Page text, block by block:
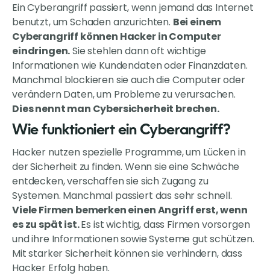
Ein Cyberangriff passiert, wenn jemand das Internet
benutzt, um Schaden anzurichten. Bei einem
Cyberangriff können Hacker in Computer
eindringen.Sie stehlen dann oft wichtige
Informationen wie Kundendaten oder Finanzdaten.
Manchmal blockieren sie auch die Computer oder
verändern Daten, um Probleme zu verursachen.
Dies nennt man Cybersicherheit brechen.
Wie funktioniert ein Cyberangriff?
Hacker nutzen spezielle Programme, um Lücken in
der Sicherheit zu finden. Wenn sie eine Schwäche
entdecken, verschaffen sie sich Zugang zu
Systemen. Manchmal passiert das sehr schnell.
Viele Firmen bemerken einen Angriff erst, wenn
es zu spät ist.Es ist wichtig, dass Firmen vorsorgen
und ihre Informationen sowie Systeme gut schützen.
Mit starker Sicherheit können sie verhindern, dass
Hacker Erfolg haben.